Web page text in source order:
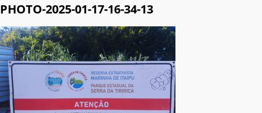
PHOTO-2025-01-17-16-34-13